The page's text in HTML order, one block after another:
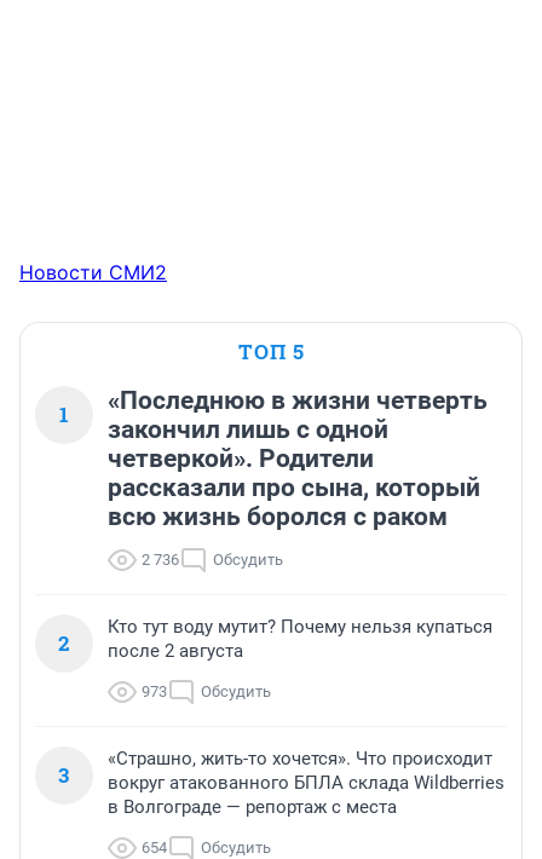
Новости СМИ2
ТОП 5
1
«Последнюю в жизни четверть
закончил лишь с одной
четверкой». Родители
рассказали про сына, который
всю жизнь боролся с раком
2 736 Обсудить
2
Кто тут воду мутит? Почему нельзя купаться
после 2 августа
973 Обсудить
3
«Страшно, жить-то хочется». Что происходит
вокруг атакованного БПЛА склада Wildberries
в Волгограде — репортаж с места
654 Обсудить